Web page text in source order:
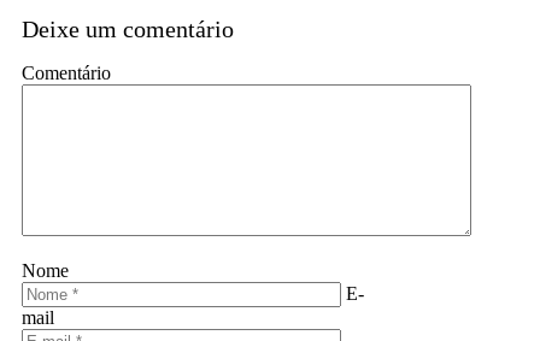
Deixe um comentário
Comentário
Nome
E-
mail